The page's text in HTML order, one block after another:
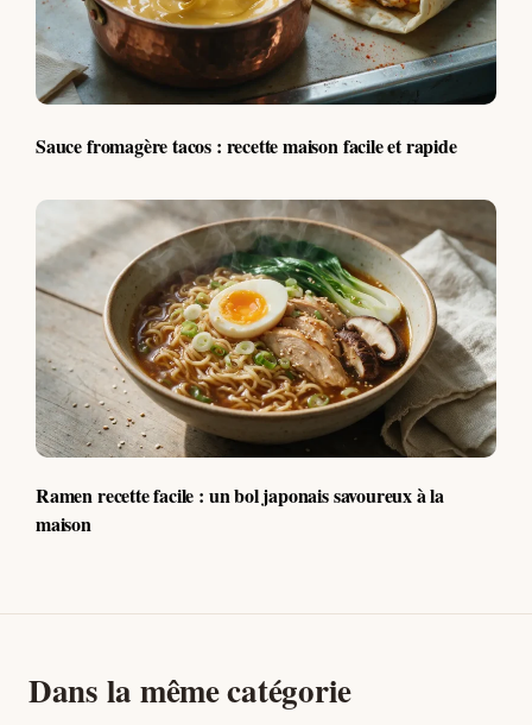
Sauce fromagère tacos : recette maison facile et rapide
Ramen recette facile : un bol japonais savoureux à la
maison
Dans la même catégorie